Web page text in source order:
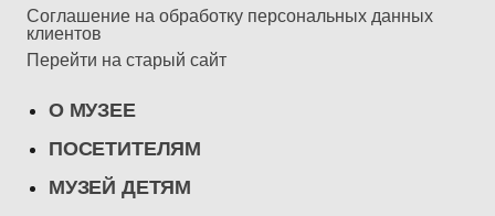
Соглашение на обработку персональных данных
клиентов
Перейти на старый сайт
О МУЗЕЕ
ПОСЕТИТЕЛЯМ
МУЗЕЙ ДЕТЯМ